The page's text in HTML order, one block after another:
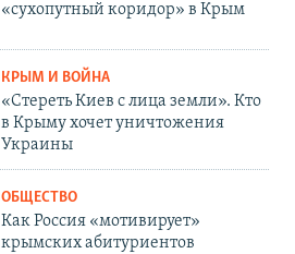
«сухопутный коридор» в Крым
КРЫМ И ВОЙНА
«Стереть Киев с лица земли». Кто
в Крыму хочет уничтожения
Украины
ОБЩЕСТВО
Как Россия «мотивирует»
крымских абитуриентов